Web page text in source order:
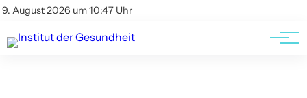
9. August 2026 um 10:47 Uhr
Kontakt
Kontakt
AGBs